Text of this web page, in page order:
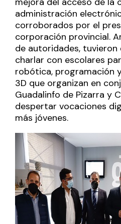
administración
corroborados por el
corporación provincial.
de autoridades,
charlar con escolares
robótica, programación
3D que organizan en
Guadalinfo de Pizarra y
despertar vocaciones
más jóvenes.